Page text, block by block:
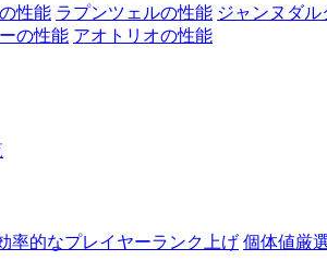
性能 ラプンツェルの性能 ジャンヌダ
の性能 アオトリオの性能
率的なプレイヤーランク上げ 個体値厳